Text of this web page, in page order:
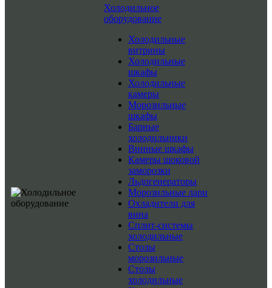
Холодильное
оборудование
Холодильные
витрины
Холодильные
шкафы
Холодильные
камеры
Морозильные
шкафы
Барные
холодильники
Винные шкафы
Камеры шоковой
заморозки
Льдогенераторы
Морозильные лари
Охладители для
вина
Сплит-системы
холодильные
Столы
морозильные
Столы
холодильные